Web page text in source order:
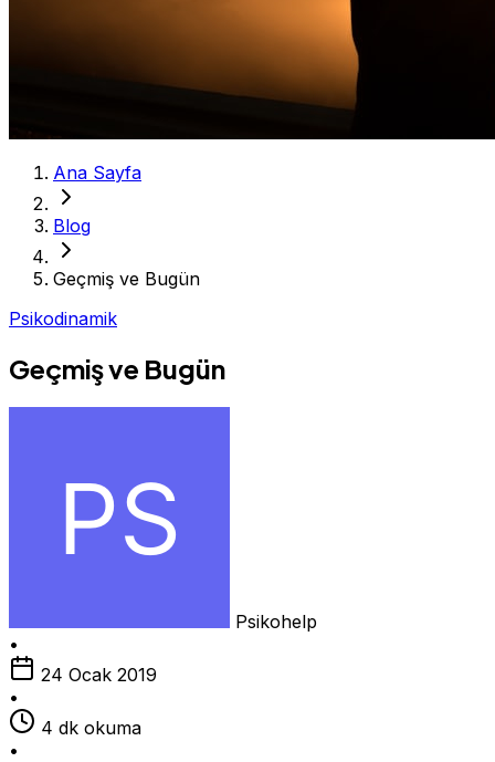
Ana Sayfa
Blog
Geçmiş ve Bugün
Psikodinamik
Geçmiş ve Bugün
Psikohelp
•
24 Ocak 2019
•
4 dk okuma
•